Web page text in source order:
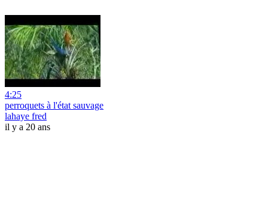
4:25
perroquets à l'état sauvage
lahaye fred
il y a 20 ans